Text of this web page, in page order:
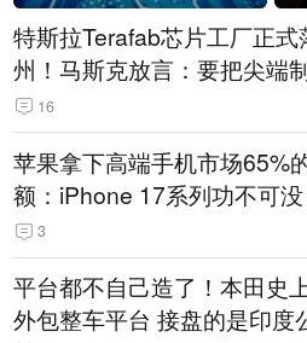
特斯拉Terafab芯片工厂正式
州！马斯克放言：要把尖端
回美国
16
苹果拿下高端手机市场65%
额：iPhone 17系列功不可没
3
平台都不自己造了！本田史
外包整车平台 接盘的是印度